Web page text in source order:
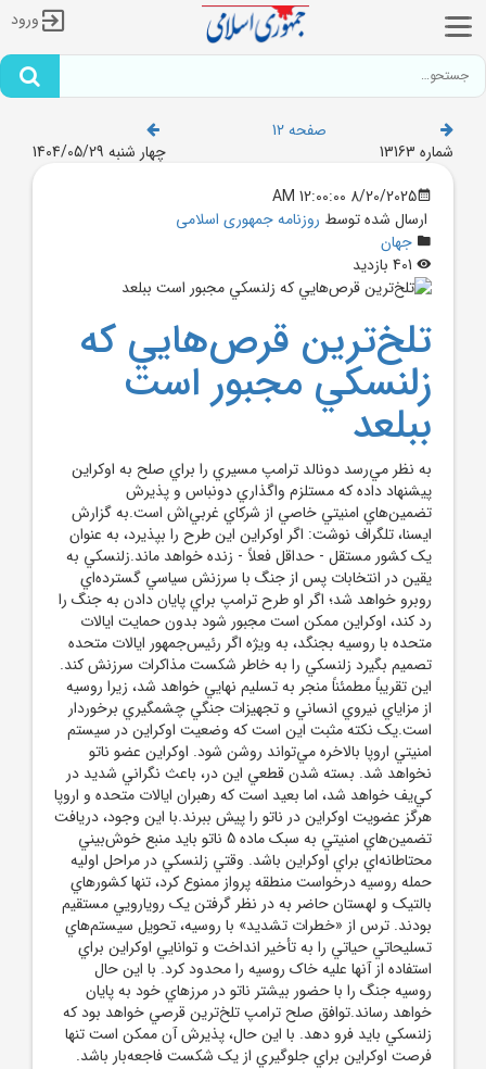
ورود
صفحه 12
شماره 13163
چهار شنبه 1404/05/29
8/20/2025 12:00:00 AM
ارسال شده توسط روزنامه جمهوری اسلامی
جهان
تلخ‌ترين قرص‌هايي که
زلنسکي مجبور است
ببلعد
به نظر مي‌رسد دونالد ترامپ مسيري را براي صلح به اوکراين
پيشنهاد داده که مستلزم واگذاري دونباس و پذيرش
تضمين‌هاي امنيتي خاصي از شرکاي غربي‌اش است.به گزارش
ايسنا، تلگراف نوشت:‌ اگر اوکراين اين طرح را بپذيرد، به عنوان
يک کشور مستقل - حداقل فعلاً - زنده خواهد ماند.زلنسکي به
يقين در انتخابات پس از جنگ با سرزنش سياسي گسترده‌اي
روبرو خواهد شد؛ اگر او طرح ترامپ براي پايان دادن به جنگ را
رد کند، اوکراين ممکن است مجبور شود بدون حمايت ايالات
متحده با روسيه بجنگد، به ويژه اگر رئيس‌جمهور ايالات متحده
تصميم بگيرد زلنسکي را به خاطر شکست مذاکرات سرزنش کند.
اين تقريباً مطمئناً منجر به تسليم نهايي خواهد شد، زيرا روسيه
از مزاياي نيروي انساني و تجهيزات جنگي چشمگيري برخوردار
است.يک نکته مثبت اين است که وضعيت اوکراين در سيستم
امنيتي اروپا بالاخره مي‌تواند روشن شود. اوکراين عضو ناتو
نخواهد شد. بسته شدن قطعي اين در، باعث نگراني شديد در
کي‌يف خواهد شد، اما بعيد است که رهبران ايالات متحده و اروپا
هرگز عضويت اوکراين در ناتو را پيش ببرند.با اين وجود، دريافت
تضمين‌هاي امنيتي به سبک ماده 5 ناتو بايد منبع خوش‌بيني
محتاطانه‌اي براي اوکراين باشد. وقتي زلنسکي در مراحل اوليه
حمله روسيه درخواست منطقه پرواز ممنوع کرد، تنها کشورهاي
بالتيک و لهستان حاضر به در نظر گرفتن يک رويارويي مستقيم
بودند. ترس از «خطرات تشديد» با روسيه، تحويل سيستم‌هاي
تسليحاتي حياتي را به تأخير انداخت و توانايي اوکراين براي
استفاده از آنها عليه خاک روسيه را محدود کرد. با اين حال
روسيه جنگ را با حضور بيشتر ناتو در مرزهاي خود به پايان
خواهد رساند.توافق صلح ترامپ تلخ‌ترين قرصي خواهد بود که
زلنسکي بايد فرو دهد. با اين حال، پذيرش آن ممکن است تنها
فرصت اوکراين براي جلوگيري از يک شکست فاجعه‌بار باشد.